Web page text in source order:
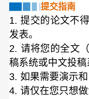
提交指南
1. 提交的论文不
发表。
2. 请将您的全文
稿系统或中文投稿
3. 如果需要演示
4. 请仅在您只想